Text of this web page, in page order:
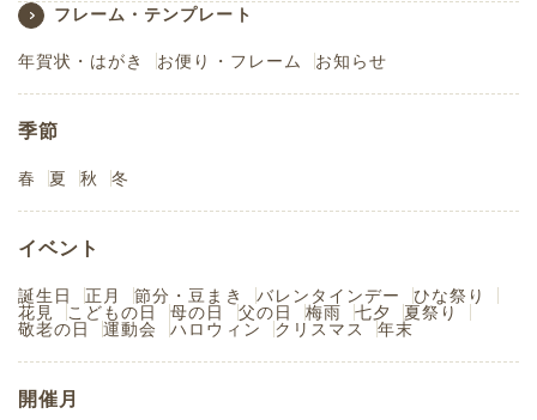
フレーム・テンプレート
年賀状・はがき お便り・フレーム お知らせ
季節
春 夏 秋 冬
イベント
誕生日 正月 節分・豆まき バレンタインデー
ひな祭り
花見
こどもの日 母の日 父の日 梅雨 七夕
夏祭り
敬老の日
運動会 ハロウィン クリスマス 年末
開催月